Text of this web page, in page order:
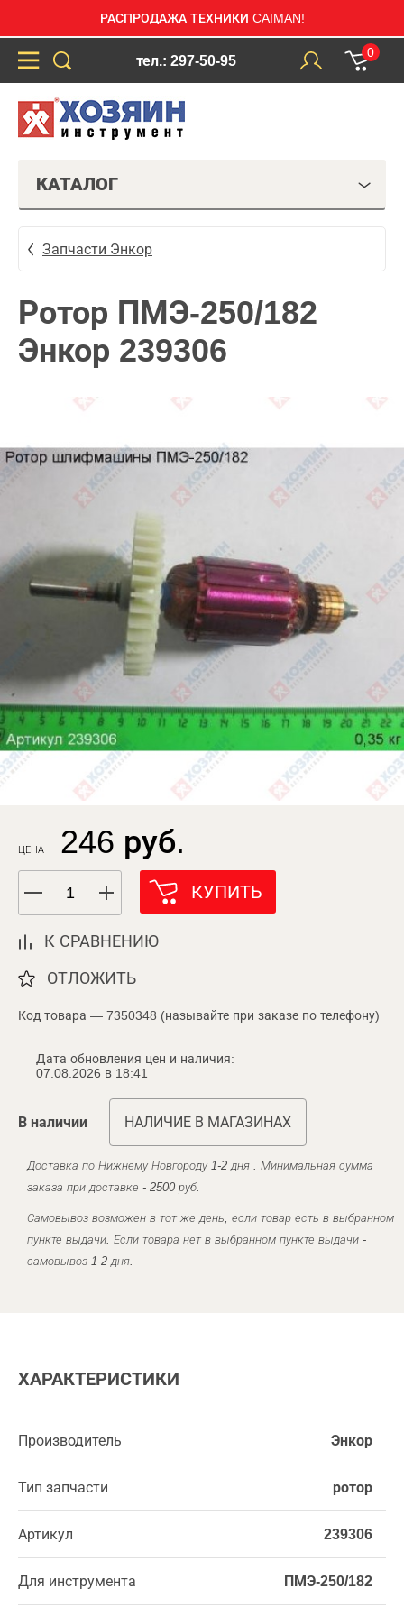
РАСПРОДАЖА ТЕХНИКИ CAIMAN!
тел.: 297-50-95
0
КАТАЛОГ
Запчасти Энкор
Ротор ПМЭ-250/182
Энкор 239306
ЦЕНА 246 руб.
КУПИТЬ
К СРАВНЕНИЮ
ОТЛОЖИТЬ
Код товара — 7350348 (называйте при заказе по телефону)
Дата обновления цен и наличия:
07.08.2026 в 18:41
В наличии НАЛИЧИЕ В МАГАЗИНАХ
Доставка по Нижнему Новгороду 1-2 дня . Минимальная сумма
заказа при доставке - 2500 руб.
Самовывоз возможен в тот же день, если товар есть в выбранном
пункте выдачи. Если товара нет в выбранном пункте выдачи -
самовывоз 1-2 дня.
ХАРАКТЕРИСТИКИ
Производитель Энкор
Тип запчасти ротор
Артикул 239306
Для инструмента ПМЭ-250/182